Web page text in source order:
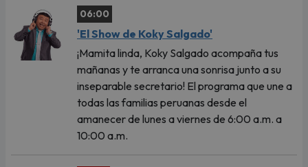
06:00
'El Show de Koky Salgado'
¡Mamita linda, Koky Salgado acompaña tus
mañanas y te arranca una sonrisa junto a su
inseparable secretario! El programa que une a
todas las familias peruanas desde el
amanecer de lunes a viernes de 6:00 a.m. a
10:00 a.m.